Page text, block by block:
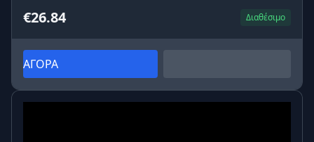
€26.84 Διαθέσιμο
ΑΓΟΡΑ